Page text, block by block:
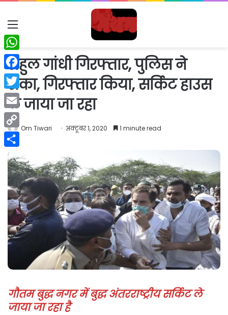
Menu
राहुल गांधी गिरफ्तार, पुलिस ने
रोका, गिरफ्तार किया, सर्किट हाउस
ले जाया जा रहा
Om Tiwari अक्टूबर 1, 2020 1 minute read
गौतम बुद्ध नगर में बुद्ध अंतरराष्ट्रीय सर्किट ले
जाया जा रहा है
WhatsApp
Facebook
Twitter
Email
Copy
Link
Share